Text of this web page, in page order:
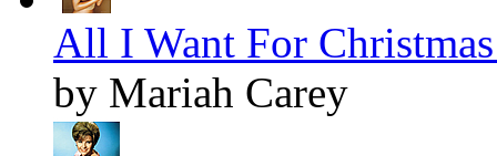
All I Want For
by Mariah Carey